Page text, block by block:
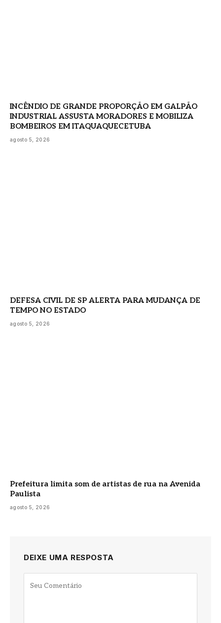
INCÊNDIO DE GRANDE PROPORÇÃO EM GALPÃO
INDUSTRIAL ASSUSTA MORADORES E MOBILIZA
BOMBEIROS EM ITAQUAQUECETUBA
agosto 5, 2026
DEFESA CIVIL DE SP ALERTA PARA MUDANÇA DE
TEMPO NO ESTADO
agosto 5, 2026
Prefeitura limita som de artistas de rua na Avenida
Paulista
agosto 5, 2026
DEIXE UMA RESPOSTA